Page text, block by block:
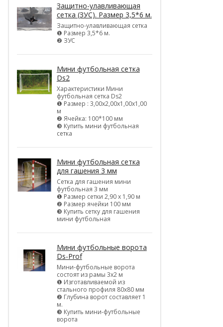
Защитно-улавливающая
сетка (ЗУС). Размер 3,5*6 м.
Защитно-улавливающая сетка
❶ Размер 3,5*6 м.
❷ ЗУС
Мини футбольная сетка
Ds2
Характеристики Мини
футбольная сетка Ds2
❶ Размер : 3,00х2,00х1,00х1,00
м
❷ Ячейка: 100*100 мм
❸ Купить мини футбольная
сетка
Мини футбольная сетка
для гашения 3 мм
Сетка для гашения мини
футбольная 3 мм
❶ Размер сетки 2,90 х 1,90 м
❷ Размер ячейки 100 мм
❸ Купить сетку для гашения
мини футбольная
Мини футбольные ворота
Ds-Prof
Мини-футбольные ворота
состоят из рамы 3х2 м
❶ Изготавливаемой из
стального профиля 80х80 мм
❷ Глубина ворот составляет 1
м.
❸ Купить мини-футбольные
ворота